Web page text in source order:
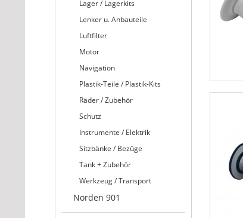
Lager / Lagerkits
Lenker u. Anbauteile
Luftfilter
Motor
Navigation
Plastik-Teile / Plastik-Kits
Räder / Zubehör
Schutz
Instrumente / Elektrik
Sitzbänke / Bezüge
Tank + Zubehör
Werkzeug / Transport
Norden 901